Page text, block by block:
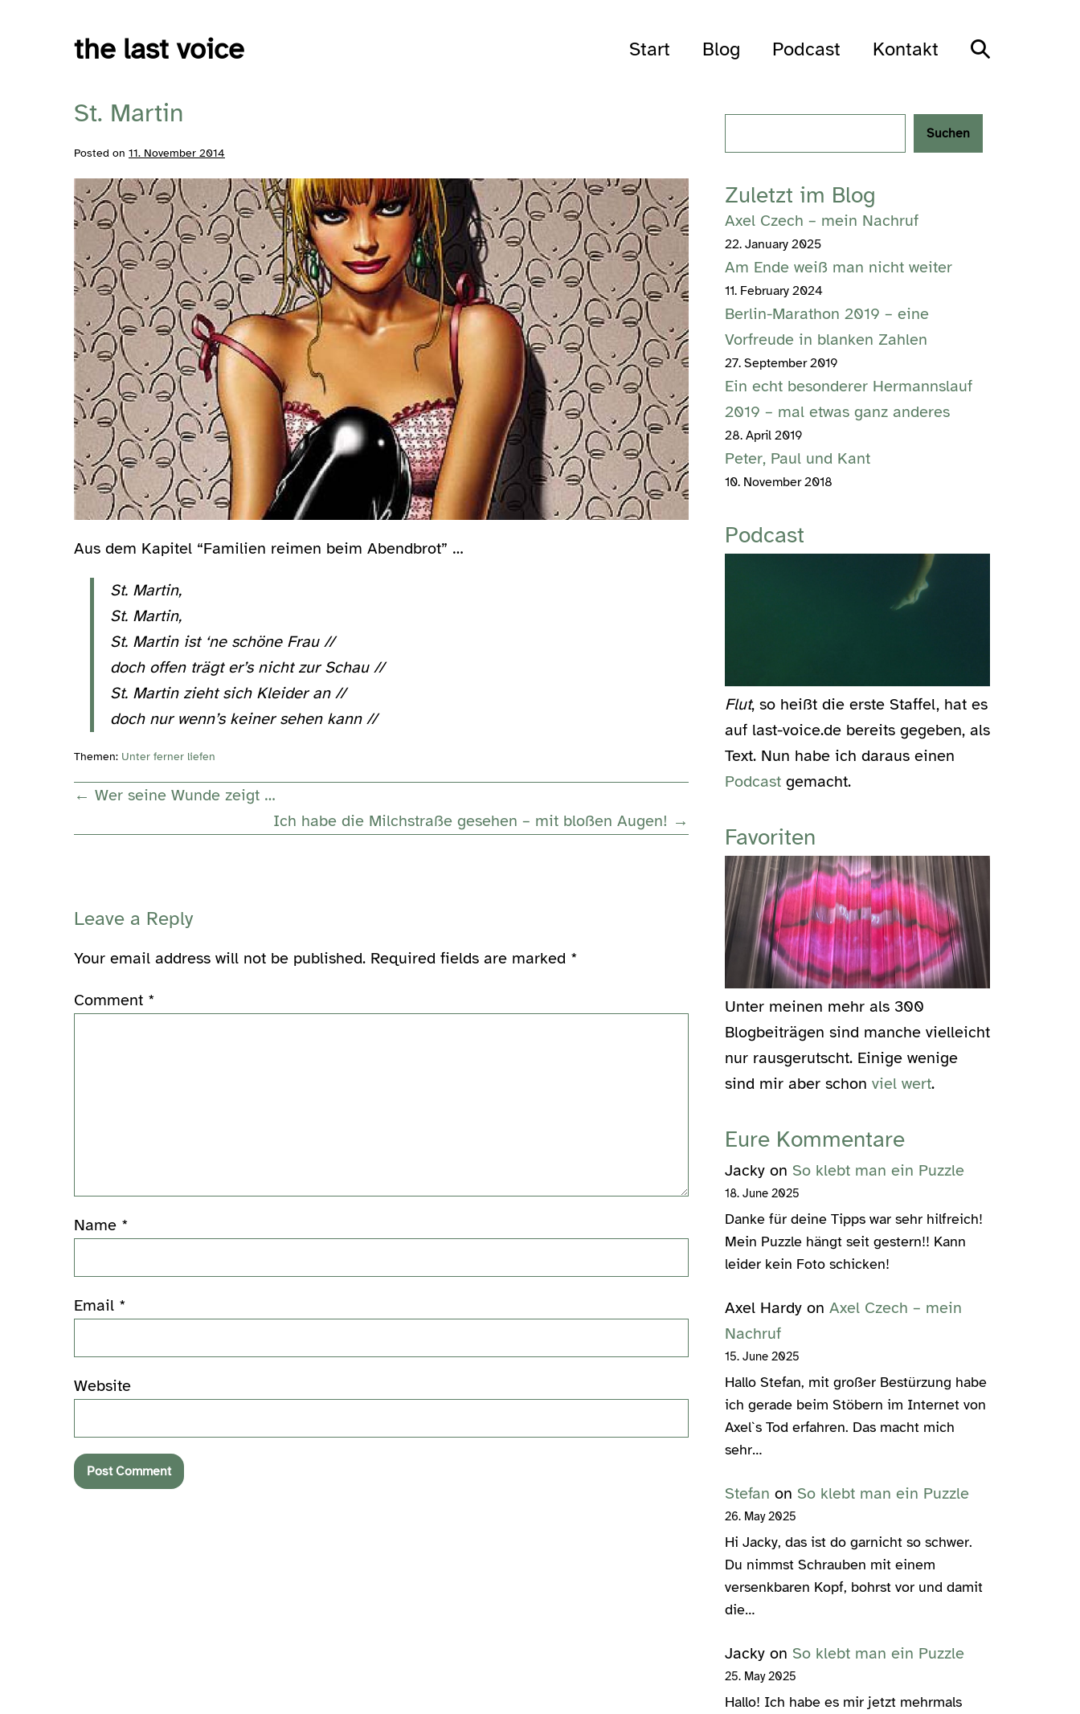
the last voice Start Blog Podcast Kontakt
Search
St. Martin
Posted on 11. November 2014
Aus dem Kapitel “Familien reimen beim Abendbrot” …
St. Martin,
St. Martin,
St. Martin ist ‘ne schöne Frau //
doch offen trägt er’s nicht zur Schau //
St. Martin zieht sich Kleider an //
doch nur wenn’s keiner sehen kann //
Themen: Unter ferner liefen
Post
← Wer seine Wunde zeigt …
Ich habe die Milchstraße gesehen – mit bloßen Augen! →
Leave a Reply
Your email address will not be published. Required fields are marked *
Comment *
Name *
Email *
Website
Suchen
Zuletzt im Blog
Axel Czech – mein Nachruf
22. January 2025
Am Ende weiß man nicht weiter
11. February 2024
Berlin-Marathon 2019 – eine
Vorfreude in blanken Zahlen
27. September 2019
Ein echt besonderer Hermannslauf
2019 – mal etwas ganz anderes
28. April 2019
Peter, Paul und Kant
10. November 2018
Podcast
Flut, so heißt die erste Staffel, hat es
auf last-voice.de bereits gegeben, als
Text. Nun habe ich daraus einen
Podcastgemacht.
Favoriten
Unter meinen mehr als 300
Blogbeiträgen sind manche vielleicht
nur rausgerutscht. Einige wenige
sind mir aber schon viel wert.
Eure Kommentare
Jackyon So klebt man ein Puzzle
18. June 2025
Danke für deine Tipps war sehr hilfreich!
Mein Puzzle hängt seit gestern!! Kann
leider kein Foto schicken!
Axel Hardyon Axel Czech – mein
Nachruf
15. June 2025
Hallo Stefan, mit großer Bestürzung habe
ich gerade beim Stöbern im Internet von
Axel`s Tod erfahren. Das macht mich
sehr…
Stefan on So klebt man ein Puzzle
26. May 2025
Hi Jacky, das ist do garnicht so schwer.
Du nimmst Schrauben mit einem
versenkbaren Kopf, bohrst vor und damit
die…
Jackyon So klebt man ein Puzzle
25. May 2025
Hallo! Ich habe es mir jetzt mehrmals